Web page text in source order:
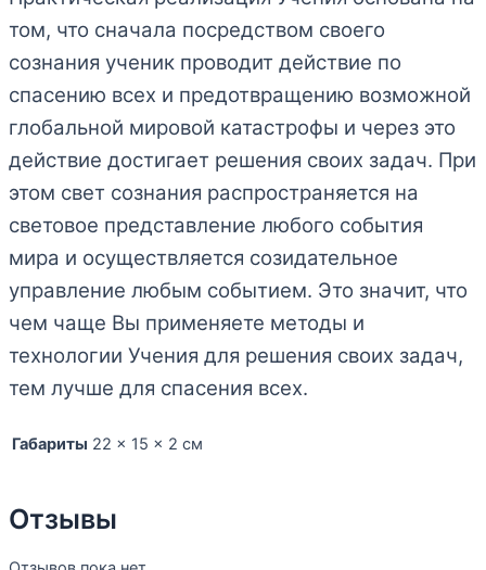
том, что сначала посредством своего
сознания ученик проводит действие по
спасению всех и предотвращению возможной
глобальной мировой катастрофы и через это
действие достигает решения своих задач. При
этом свет сознания распространяется на
световое представление любого события
мира и осуществляется созидательное
управление любым событием. Это значит, что
чем чаще Вы применяете методы и
технологии Учения для решения своих задач,
тем лучше для спасения всех.
Габариты 22 × 15 × 2 см
Отзывы